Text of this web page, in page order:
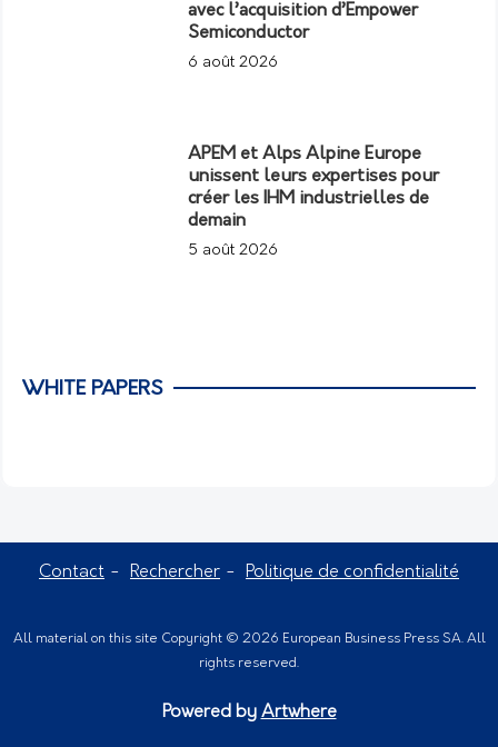
avec l’acquisition d’Empower
Semiconductor
6 août 2026
APEM et Alps Alpine Europe
unissent leurs expertises pour
créer les IHM industrielles de
demain
5 août 2026
WHITE PAPERS
Contact Rechercher Politique de confidentialité
All material on this site Copyright © 2026 European Business Press SA. All
rights reserved.
Powered by Artwhere